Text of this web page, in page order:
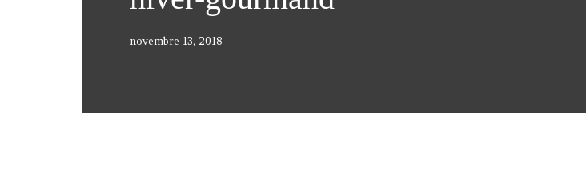
novembre 13, 2018